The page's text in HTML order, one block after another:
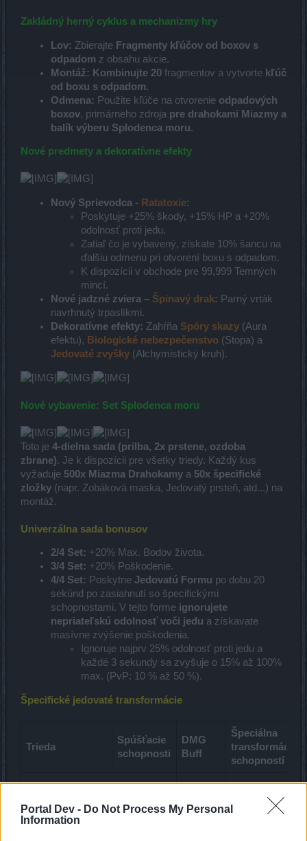
Portal Dev - Do Not Process My Personal
Information
Zakládný herný cyklus a mechanizmy hry
Lov: Zbierajte Fragmenty kľúčov od boxov s
odpadom z obsahu akcie.
Montáž: Kombinujte 20 fragmentov a vytvorte kľúč
od boxu s odpadom.
Odmena: Použite kľúče na otvorenie odpadových
boxov, primárneho zdroja pre drahokami Miazmy a
balík výberu Splodenca moru.
Nové predmety a dekoratívne efekty
Nový Sprievodca - Ratatoxie:
Poskytuje +25% škody, +15% HP a +20%
odolnosť proti jedu.
Zatiaľ čo je vybavený, získate 10% šancu na
ďalšiu odmenu pri otvorení boxu s odpadom.
K dispozícii v obchode pre 99,999 Temných
mincí.
Nové jadzné zviera – Špinavý drak: Parný vrták
navrhnutý trpaslíkmi.
Dekoratívne efekty: Zahŕňa Spóry skazy (Aura
efektu), Biologické nebezpečenstvo (Stopa) a
Jedovaté zvyšky (Alchymistický kruh).
Nové vybavenie: Set Splodenca moru
Toto je 4-dielna sada (prilba, 2x prstene, ozdoba
zbrane). Je k dispozícii pre všetky triedy. Každý kus
vyžaduje 500x Miazma Drahokamy a 50x špecifické
zložky (napr. Zobáková maska, Jedovatý prsteň, atd...) na
montáž.
Univerzálna sada bonusov
2/4 Set: +20% Max. Bodov života.
3/4 Set: +20% Poškodenie.
4/4 Set: Poskytne Jedovatú Formu po dobu 20
sekúnd po zasiahnutí so špecifickými
schopnostami. V tejto forme ignorujete
nepriateľskú odolnosť voči jedu a získavate
masívne zvýšenie poškodenia.
Ignoruje najprv 25% odolnosť proti jedu a
každé 3 sekundy sa zvyšuje o 15% až 100%
max. (PvP: 10 % až 50 %).
Špecifické jedovaté transformácie
Trieda
Spúšťacie
schopnosti
DMG
Buff
Špeciálna
transformácia
schopností
Chimera
Krvavý